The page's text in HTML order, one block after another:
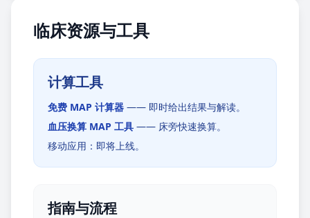
临床资源与工具
计算工具
免费 MAP 计算器 —— 即时给出结果与解读。
血压换算 MAP 工具 —— 床旁快速换算。
移动应用：即将上线。
指南与流程